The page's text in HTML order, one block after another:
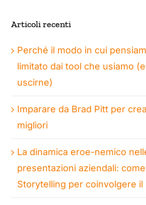
Articoli recenti
Perché il modo in cui
limitato dai tool che usiamo
uscirne)
Imparare da Brad Pitt per
migliori
La dinamica eroe-nemico
presentazioni aziendali:
Storytelling per coinvolgere il